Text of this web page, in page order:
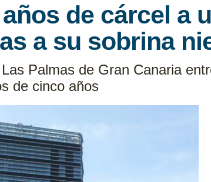
de cárcel a
a su sobrina
Palmas de Gran Canaria
de cinco años